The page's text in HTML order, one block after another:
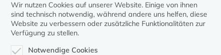
Wir nutzen Cookies auf unserer Website. Einige von ihnen
sind technisch notwendig, während andere uns helfen, diese
Website zu verbessern oder zusätzliche Funktionalitäten zur
Verfügung zu stellen.
Notwendige Cookies